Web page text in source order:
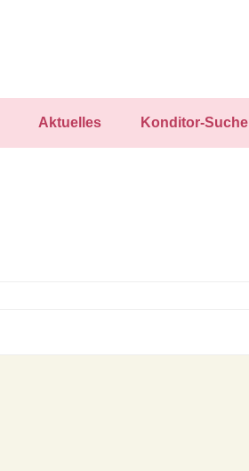
Aktuelles Konditor-Suche